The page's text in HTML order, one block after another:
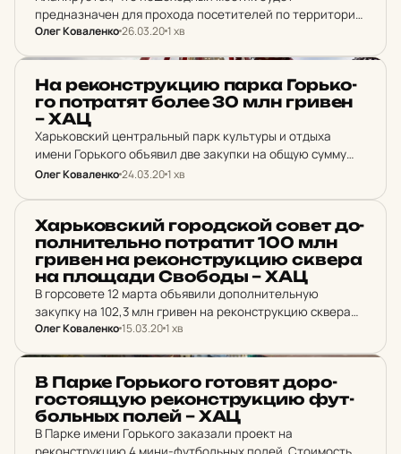
предназначен для прохода посетителей по территории
вольеров и обеспечит улучшенный обзор экспозиции.
Олег Коваленко26.03.201 хв
На ре­кон­струк­цию парка Горь­ко­
го пот­ра­тят более 30 млн гривен
– ХАЦ
Харьковский центральный парк культуры и отдыха
имени Горького объявил две закупки на общую сумму
31,5 млн гривен.
Олег Коваленко24.03.201 хв
НОВИНИ ХАРКОВА
Харь­ков­ский го­род­ской совет до­
пол­ни­тель­но пот­ра­тит 100 млн
гривен на ре­кон­струк­цию сквера
на пло­ща­ди Сво­боды – ХАЦ
В горсовете 12 марта объявили дополнительную
закупку на 102,3 млн гривен на реконструкцию сквера
на площади Свободы.
Олег Коваленко15.03.201 хв
В Парке Горь­ко­го го­то­вят до­ро­
гос­то­я­щую ре­кон­струк­цию фут­
больных полей – ХАЦ
В Парке имени Горького заказали проект на